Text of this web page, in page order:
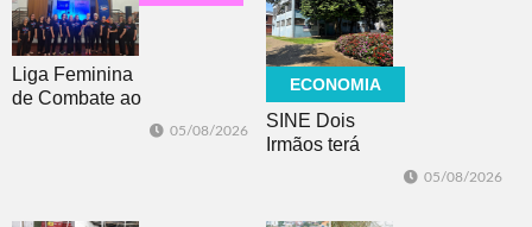
Liga Feminina
de Combate ao
05/08/2026
ECONOMIA
SINE Dois
Irmãos terá
05/08/2026